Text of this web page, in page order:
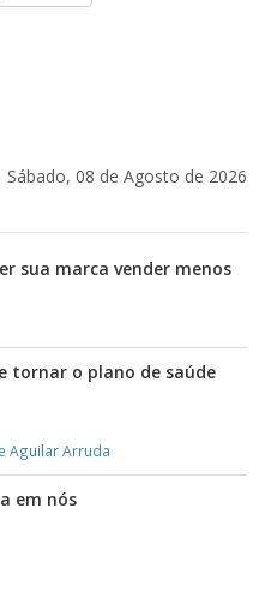
Sábado, 08 de Agosto de 2026
sua marca vender menos
tornar o plano de saúde
Aguilar Arruda
em nós